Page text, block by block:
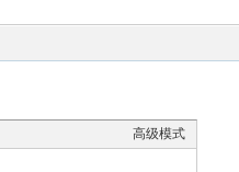
高级模式